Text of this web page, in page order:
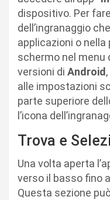
dispositivo. Per
dell’ingranaggio
applicazioni o
schermo nel menu
versioni di Android
alle impostazioni
parte superiore
l’icona
Trova e
Una volta aperta
verso il basso fino
Questa sezione